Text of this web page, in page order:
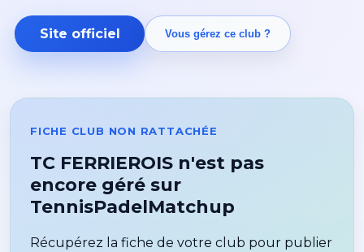
Site officiel Vous gérez ce club ?
FICHE CLUB NON RATTACHÉE
TC FERRIEROIS n'est pas
encore géré sur
TennisPadelMatchup
Récupérez la fiche de votre club pour publier